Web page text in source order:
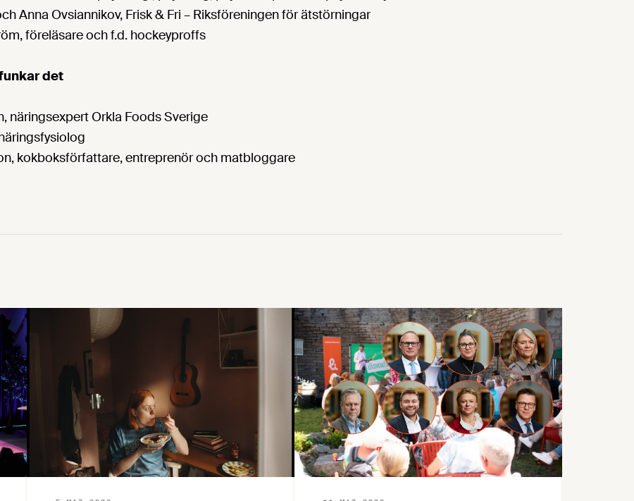
Anna Ovsiannikov, Frisk & Fri – Riksföreningen för ätstörningar
föreläsare och f.d. hockeyproffs
det
näringsexpert Orkla Foods Sverige
kokboksförfattare, entreprenör och matbloggare